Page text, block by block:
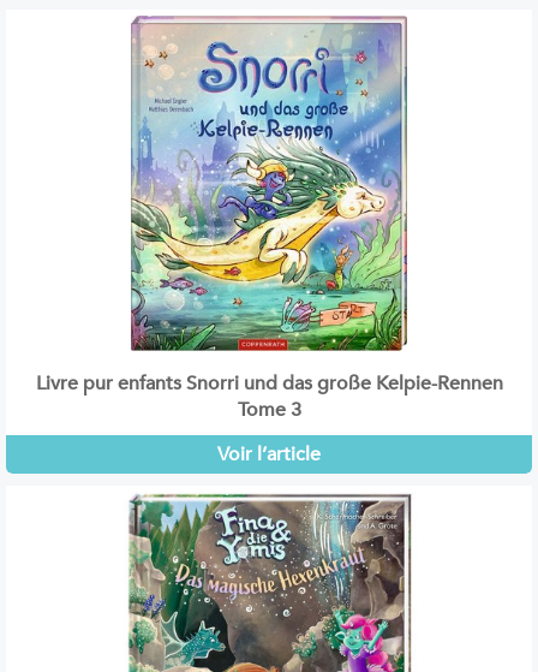
Livre pur enfants Snorri und das große Kelpie-Rennen
Tome 3
Voir l’article